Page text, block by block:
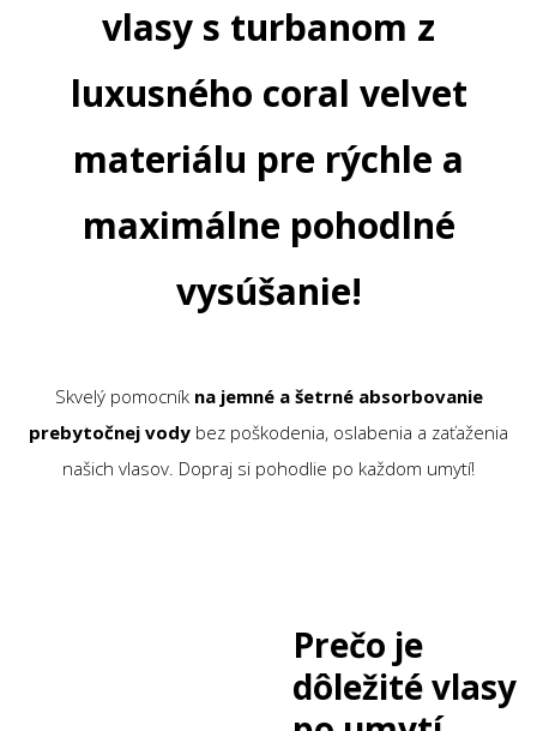
vlasy s turbanom z
luxusného coral velvet
materiálu pre rýchle a
maximálne pohodlné
vysúšanie!
Skvelý pomocníknajemné a šetrné absorbovanie
prebytočnej vody bez poškodenia, oslabenia a zaťaženia
našich vlasov. Dopraj si pohodlie po každom umytí!
Prečo je
dôležité vlasy